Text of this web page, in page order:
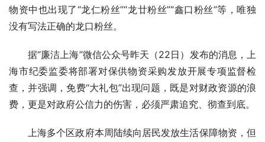
物资中也出现了“龙仁粉丝”“龙廿粉丝”“鑫口粉丝”等，唯独
没有写法正确的龙口粉丝。
据“廉洁上海”微信公众号昨天（22日）发布的消息，上
海市纪委监委将部署对保供物资采购发放开展专项监督检
查，并强调，免费“大礼包”出现问题，既是对财政资源的浪
费，更是对政府公信力的伤害，必须严肃追究、彻查到底。
上海多个区政府本周陆续向居民发放生活保障物资，但